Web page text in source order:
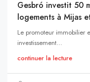
Gesbró investit 50
logements à Mijas
Le promoteur immobilier
investissement...
continuer la lecture